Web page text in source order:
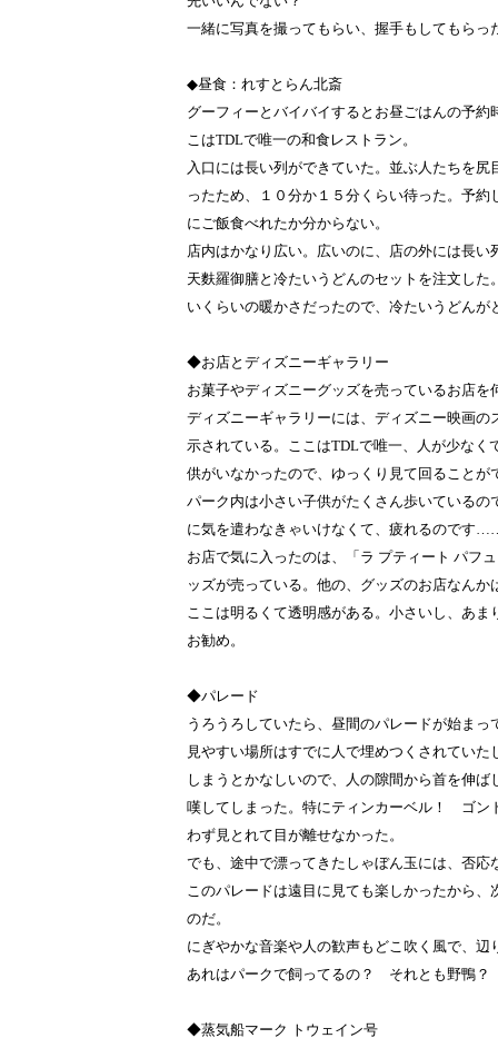
一緒に写真を撮ってもらい、握手もしてもらっ
◆昼食：れすとらん北斎
グーフィーとバイバイするとお昼ごはんの予
こはTDLで唯一の和食レストラン。
入口には長い列ができていた。並ぶ人たちを
ったため、１０分か１５分くらい待った。予
にご飯食べれたか分からない。
店内はかなり広い。広いのに、店の外には長
天麩羅御膳と冷たいうどんのセットを注文し
いくらいの暖かさだったので、冷たいうどんが
◆お店とディズニーギャラリー
お菓子やディズニーグッズを売っているお店
ディズニーギャラリーには、ディズニー映画
示されている。ここはTDLで唯一、人が少な
供がいなかったので、ゆっくり見て回ることが
パーク内は小さい子供がたくさん歩いている
に気を遣わなきゃいけなくて、疲れるのです
お店で気に入ったのは、「ラ プティート パフ
ッズが売っている。他の、グッズのお店なん
ここは明るくて透明感がある。小さいし、あ
お勧め。
◆パレード
うろうろしていたら、昼間のパレードが始まっ
見やすい場所はすでに人で埋めつくされてい
しまうとかなしいので、人の隙間から首を伸
嘆してしまった。特にティンカーベル！ ゴン
わず見とれて目が離せなかった。
でも、途中で漂ってきたしゃぼん玉には、否応
このパレードは遠目に見ても楽しかったから
のだ。
にぎやかな音楽や人の歓声もどこ吹く風で、
あれはパークで飼ってるの？ それとも野鴨？
◆蒸気船マーク トウェイン号